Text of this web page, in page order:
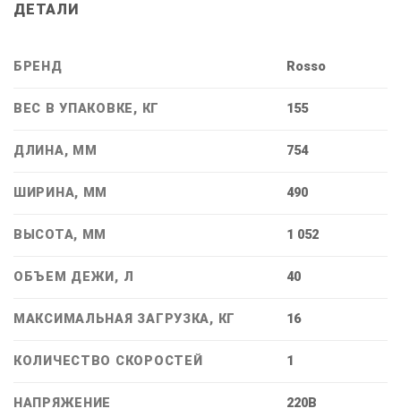
ДЕТАЛИ
БРЕНД Rosso
ВЕС В УПАКОВКЕ, КГ 155
ДЛИНА, ММ 754
ШИРИНА, ММ 490
ВЫСОТА, ММ 1 052
ОБЪЕМ ДЕЖИ, Л 40
МАКСИМАЛЬНАЯ ЗАГРУЗКА, КГ 16
КОЛИЧЕСТВО СКОРОСТЕЙ 1
НАПРЯЖЕНИЕ 220В